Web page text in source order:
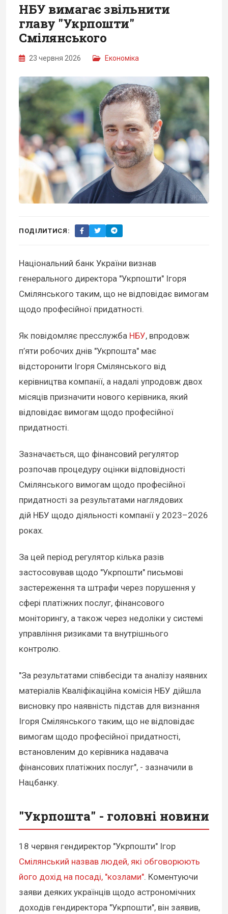
НБУ вимагає звільнити
главу "Укрпошти"
Смілянського
23 червня 2026 Економіка
ПОДІЛИТИСЯ:
Національний банк України визнав
генерального директора "Укрпошти" Ігоря
Смілянського таким, що не відповідає вимогам
щодо професійної придатності.
Як повідомляє пресслужба НБУ, впродовж
п’яти робочих днів "Укрпошта" має
відсторонити Ігоря Смілянського від
керівництва компанії, а надалі упродовж двох
місяців призначити нового керівника, який
відповідає вимогам щодо професійної
придатності.
Зазначається, що фінансовий регулятор
розпочав процедуру оцінки відповідності
Смілянського вимогам щодо професійної
придатності за результатами наглядових
дій НБУ щодо діяльності компанії у 2023–2026
роках.
За цей період регулятор кілька разів
застосовував щодо "Укрпошти" письмові
застереження та штрафи через порушення у
сфері платіжних послуг, фінансового
моніторингу, а також через недоліки у системі
управління ризиками та внутрішнього
контролю.
"За результатами співбесіди та аналізу наявних
матеріалів Кваліфікаційна комісія НБУ дійшла
висновку про наявність підстав для визнання
Ігоря Смілянського таким, що не відповідає
вимогам щодо професійної придатності,
встановленим до керівника надавача
фінансових платіжних послуг", - зазначили в
Нацбанку.
"Укрпошта" - головні новини
18 червня гендиректор "Укрпошти" Ігор
Смілянський назвав людей, які обговорюють
його дохід на посаді, "козлами". Коментуючи
заяви деяких українців щодо астрономічних
доходів гендиректора "Укрпошти", він заявив,